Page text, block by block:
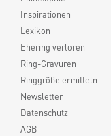
Inspirationen
Lexikon
Ehering verloren
Ring-Gravuren
Ringgröße ermitteln
Newsletter
Datenschutz
AGB